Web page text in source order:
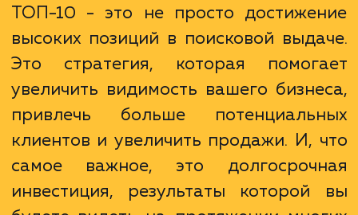
способствует росту брендового
признания бренда.
Важно понимать, что
ТОП-10 - это не просто
высоких позиций в поисковой